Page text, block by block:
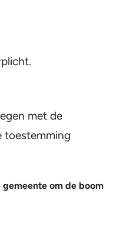
met de
toestemming
gemeente om de
om de boom